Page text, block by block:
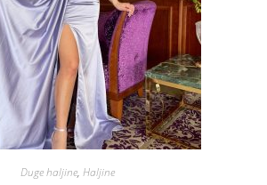
Duge haljine, Haljine